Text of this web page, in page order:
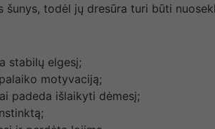
todėl jų dresūra turi būti
stabilų elgesį;
motyvaciją;
padeda išlaikyti dėmesį;